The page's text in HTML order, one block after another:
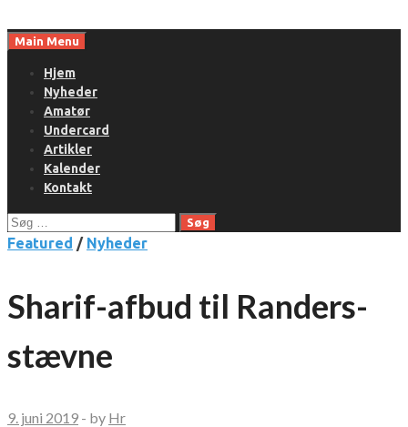
toMain Menu
Hjem
Nyheder
Amatør
Undercard
Artikler
Kalender
Kontakt
Søg
efter:
Featured / Nyheder
Sharif-afbud til Randers-
stævne
9. juni 2019 - by Hr